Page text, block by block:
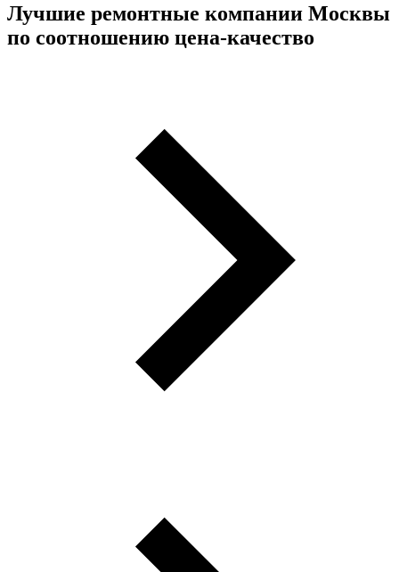
Лучшие ремонтные компании Москвы
по соотношению цена-качество